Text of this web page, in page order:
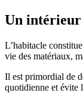
Un intérieur
L’habitacle
vie des matériaux,
Il est primordial de
quotidienne et évite